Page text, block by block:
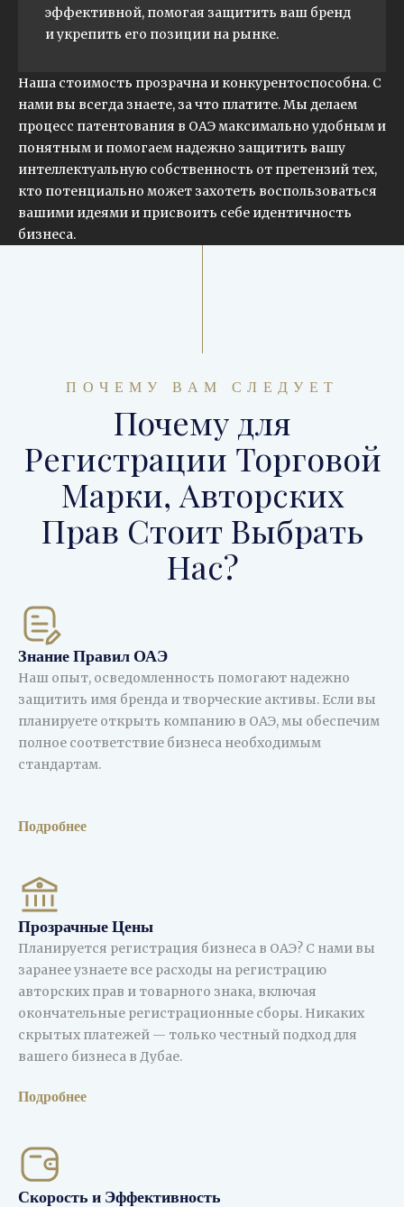
эффективной, помогая защитить ваш бренд
и укрепить его позиции на рынке.
Наша стоимость прозрачна и конкурентоспособна. С
нами вы всегда знаете, за что платите. Мы делаем
процесс патентования в ОАЭ максимально удобным и
понятным и помогаем надежно защитить вашу
интеллектуальную собственность от претензий тех,
кто потенциально может захотеть воспользоваться
вашими идеями и присвоить себе идентичность
бизнеса.
ПОЧЕМУ ВАМ СЛЕДУЕТ
Почему для
Регистрации Торговой
Марки, Авторских
Прав Стоит Выбрать
Нас?
Знание Правил ОАЭ
Наш опыт, осведомленность помогают надежно
защитить имя бренда и творческие активы. Если вы
планируете открыть компанию в ОАЭ, мы обеспечим
полное соответствие бизнеса необходимым
стандартам.
Подробнее
Прозрачные Цены
Планируется регистрация бизнеса в ОАЭ? С нами вы
заранее узнаете все расходы на регистрацию
авторских прав и товарного знака, включая
окончательные регистрационные сборы. Никаких
скрытых платежей — только честный подход для
вашего бизнеса в Дубае.
Подробнее
Скорость и Эффективность